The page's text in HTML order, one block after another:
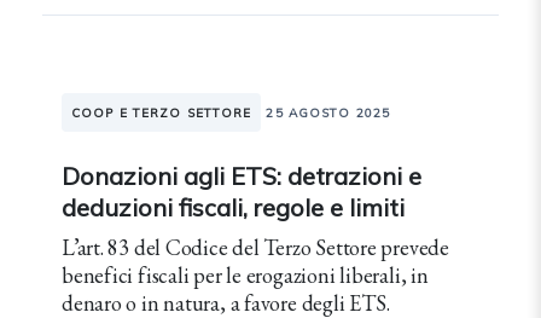
COOP E TERZO SETTORE 25 AGOSTO 2025
Donazioni agli ETS: detrazioni e
deduzioni fiscali, regole e limiti
L’art. 83 del Codice del Terzo Settore prevede
benefici fiscali per le erogazioni liberali, in
denaro o in natura, a favore degli ETS.